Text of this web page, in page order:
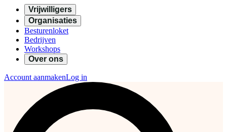
Vrijwilligers
Organisaties
Besturenloket
Bedrijven
Workshops
Over ons
Account aanmakenLog in